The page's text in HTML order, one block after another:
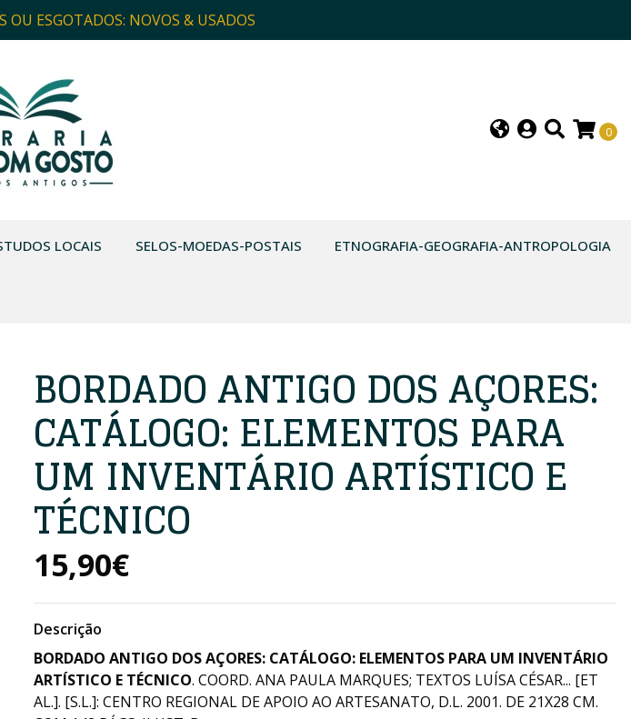
OU ESGOTADOS: NOVOS & USADOS
0
LOCAIS SELOS-MOEDAS-POSTAIS ETNOGRAFIA-GEOGRAFIA-ANTROPOLOGIA
BORDADO ANTIGO DOS AÇORES:
CATÁLOGO: ELEMENTOS PARA
UM INVENTÁRIO ARTÍSTICO E
TÉCNICO
15,90€
Descrição
BORDADO ANTIGO DOS AÇORES: CATÁLOGO: ELEMENTOS PARA UM INVENTÁRIO
ARTÍSTICO E TÉCNICO. COORD. ANA PAULA MARQUES; TEXTOS LUÍSA CÉSAR... [ET
AL.]. [S.L.]: CENTRO REGIONAL DE APOIO AO ARTESANATO, D.L. 2001. DE 21X28 CM.